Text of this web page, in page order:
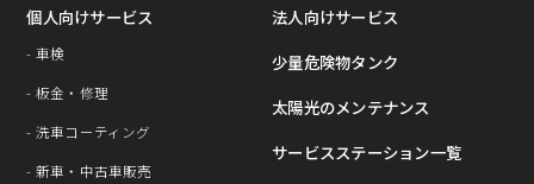
個人向けサービス
- ⾞検
- 板⾦・修理
- 洗⾞コーティング
- 新車・中古車販売
法人向けサービス
少量危険物タンク
太陽光のメンテナンス
サービスステーション⼀覧